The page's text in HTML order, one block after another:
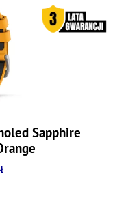
Sapphire